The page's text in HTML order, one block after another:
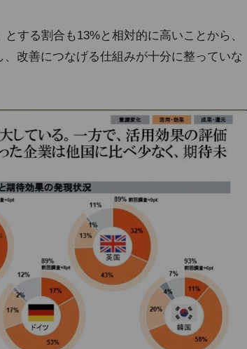
する割合も13%と相対的に高いことから、
改善につなげる仕組みが十分に整っていな